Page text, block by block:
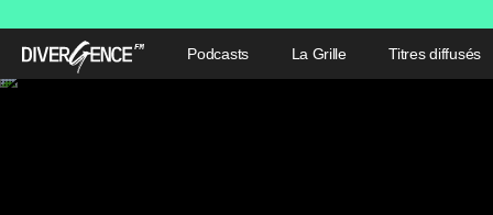
Podcasts La Grille Titres diffusés